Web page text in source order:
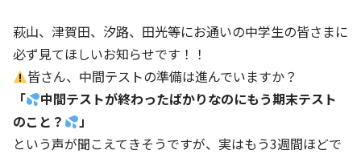
萩山、津賀田、汐路、田光等にお通いの中学生の皆さまに
必ず見てほしいお知らせです！！
皆さん、中間テストの準備は進んでいますか？
「
中間テストが終わったばかりなのにもう期末テスト
のこと？
」
という声が聞こえてきそうですが、実はもう3週間ほどで